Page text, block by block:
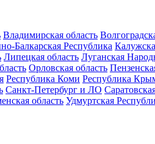
Владимирская область
Балкарская Республика
Липецкая область Луганская
Орловская область
Республика Коми Республика
Санкт-Петербург и ЛО
область Удмуртская